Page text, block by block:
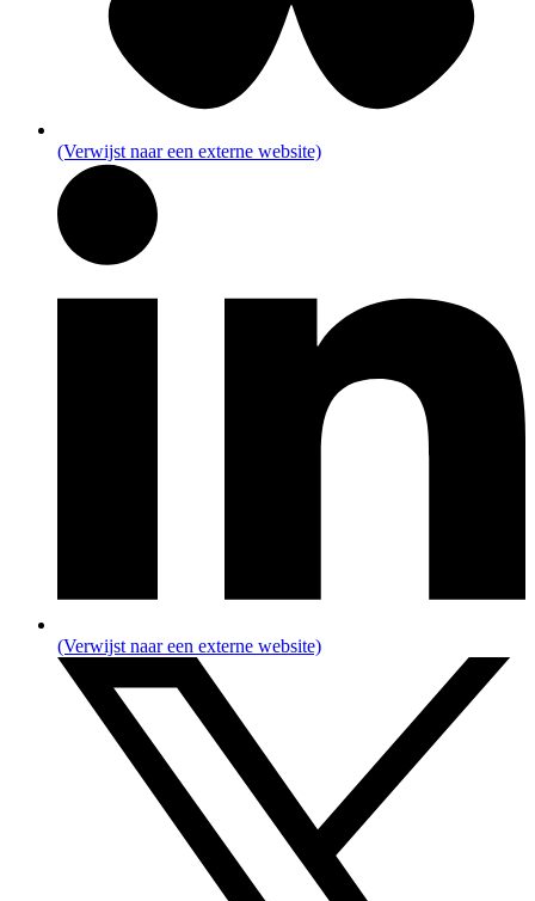
(Verwijst naar een externe website)
(Verwijst naar een externe website)